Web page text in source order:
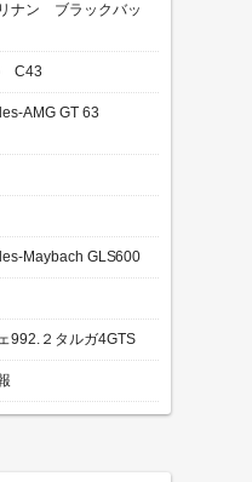
ナン ブラックバッ
C43
AMG GT 63
Maybach GLS600
992.２タルガ4GTS